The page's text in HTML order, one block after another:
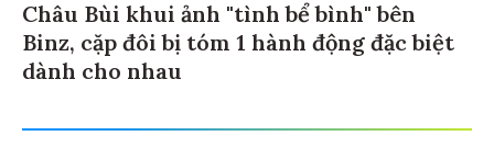
Châu Bùi khui ảnh "tình bể bình" bên
Binz, cặp đôi bị tóm 1 hành động đặc biệt
dành cho nhau